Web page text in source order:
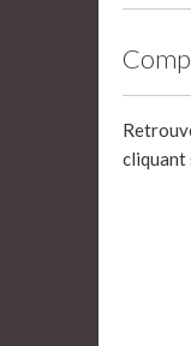
cliquant